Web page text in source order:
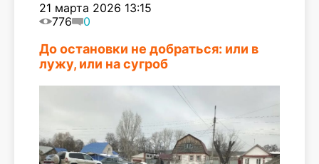
21 марта 2026 13:15
776
0
До остановки не добраться: или в
лужу, или на сугроб